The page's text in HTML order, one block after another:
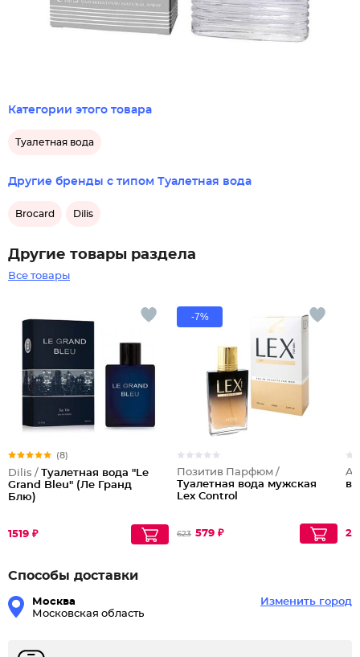
Категории этого товара
Туалетная вода
Другие бренды с типом Туалетная вода
Brocard Dilis
Другие товары раздела
Все товары
(8)
Dilis / Туалетная вода "Le
Grand Bleu" (Ле Гранд
Блю)
1519 ₽
-7%
Позитив Парфюм /
Туалетная вода мужская
Lex Control
623 579 ₽
Способы доставки
Москва
Московская область
Изменить город